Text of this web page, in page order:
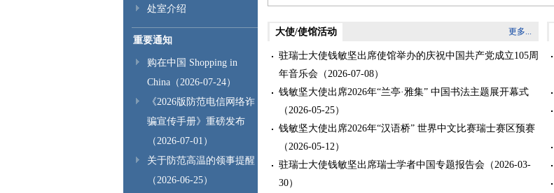
处室介绍
重要通知
购在中国 Shopping in
China（2026-07-24）
《2026版防范电信网络诈
骗宣传手册》重磅发布
（2026-07-01）
关于防范高温的领事提醒
（2026-06-25）
大使/使馆活动 更多...
驻瑞士大使钱敏坚出席使馆举办的庆祝中国共产党成立105周
年音乐会 （2026-07-08）
钱敏坚大使出席2026年“兰亭·雅集” 中国书法主题展开幕式
（2026-05-25）
钱敏坚大使出席2026年“汉语桥” 世界中文比赛瑞士赛区预赛
（2026-05-12）
驻瑞士大使钱敏坚出席瑞士学者中国专题报告会 （2026-03-
30）